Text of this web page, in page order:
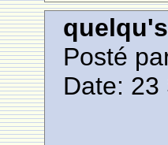
Posté
Date: 23